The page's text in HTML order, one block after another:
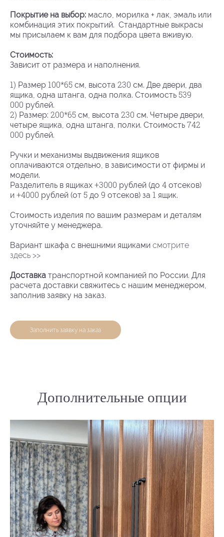
Покрытие на выбор: масло, морилка + лак, эмаль или
комбинация этих покрытий. Стандартные выкрасы
мы присылаем к вам для подбора цвета вживую.
Стоимость:
Зависит от размера и наполнения.
1) Размер 100*65 см, высота 230 см. Две двери, два
ящика, одна штанга, одна полка. Стоимость 539
000 рублей.
2) Размер: 200*65 см, высота 230 см. Четыре двери,
четыре ящика, одна штанга, полки. Стоимость 742
000 рублей.
Ручки и механизмы выдвижения ящиков
оплачиваются отдельно, в зависимости от фирмы и
модели.
Разделитель в ящиках +3000 рублей (до 4 отсеков)
и +4000 рублей (от 5 до 9 отсеков) за 1 ящик.
Стоимость изделия по вашим размерам и деталям
уточняйте у менеджера.
Вариант шкафа с внешними ящиками смотрите
здесь >>
Доставка транспортной компанией по России. Для
расчета доставки свяжитесь с нашим менеджером,
заполнив заявку на заказ.
Заполнить заявку на заказ
Дополнительные опции